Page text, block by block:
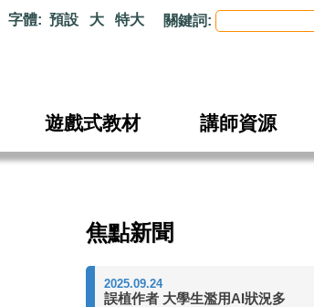
字體: 預設 大 特大 關鍵詞:
遊戲式教材 講師資源
焦點新聞
2025.09.24
誤植作者 大學生濫用AI狀況多